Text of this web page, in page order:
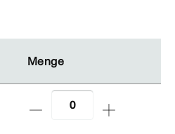
Menge
Menge